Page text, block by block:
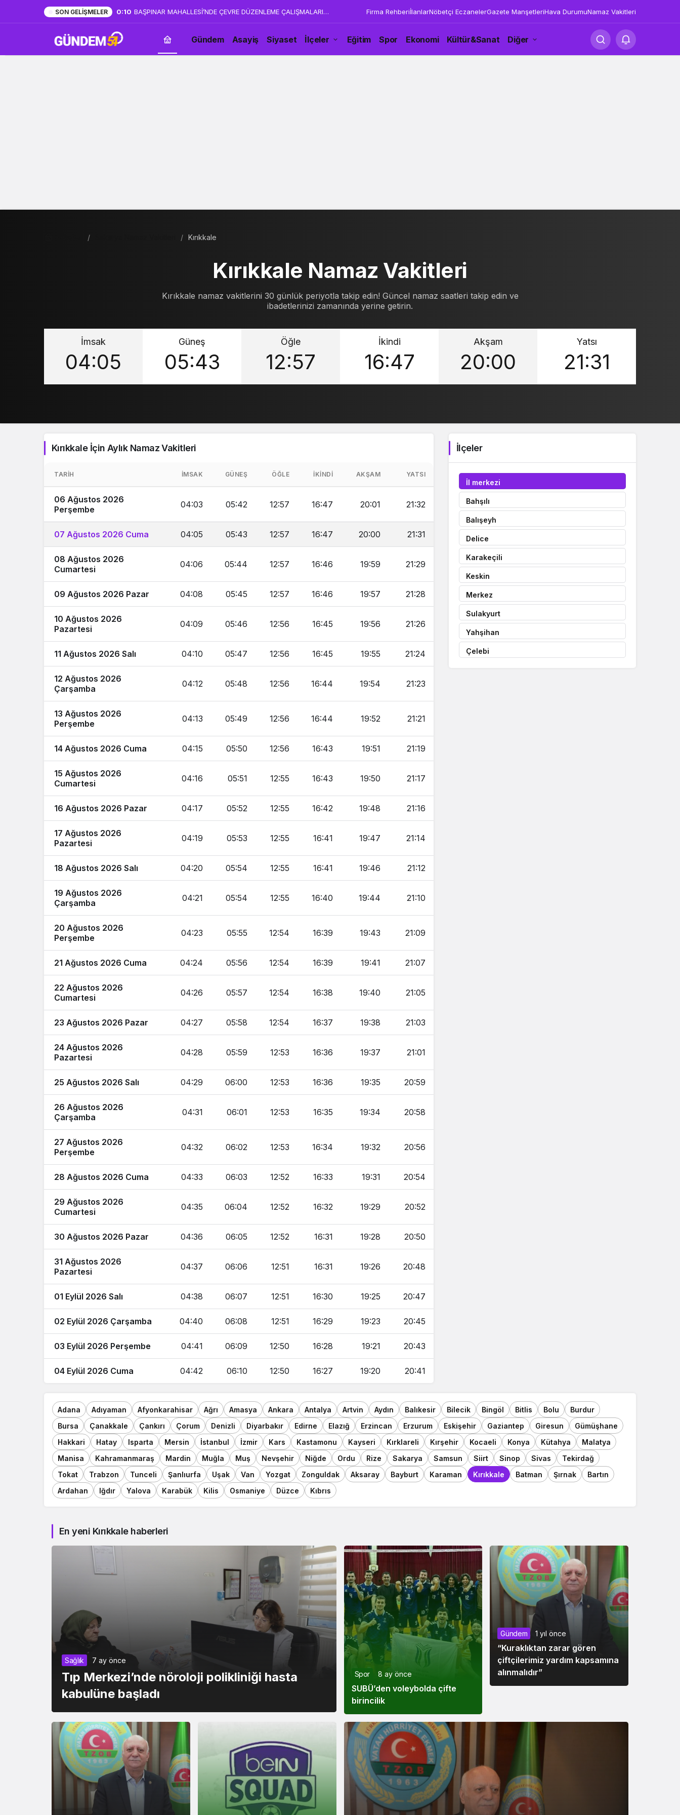
SON GELIŞMELER 0:08 “YANLIŞ BİR İŞ YAPILIYOR BİZ DE BU YANLIŞ İŞ KARŞISINDA TÜRK Firma RehberiİlanlarNöbetçi EczanelerGazete ManşetleriHava DurumuNamaz Vakitleri
Gündem Asayiş Siyaset İlçeler Eğitim Spor Ekonomi Kültür&Sanat Diğer
Kırıkkale
Kırıkkale Namaz Vakitleri
Kırıkkale namaz vakitlerini 30 günlük periyotla takip edin! Güncel namaz saatleri takip edin ve
ibadetlerinizi zamanında yerine getirin.
İmsak
04:05
Güneş
05:43
Öğle
12:57
İkindi
16:47
Akşam
20:00
Yatsı
21:31
Kırıkkale İçin Aylık Namaz Vakitleri
TARIH İMSAK GÜNEŞ ÖĞLE İKINDI AKŞAM YATSI
06 Ağustos 2026
Perşembe
04:03 05:42 12:57 16:47 20:01 21:32
07 Ağustos 2026 Cuma 04:05 05:43 12:57 16:47 20:00 21:31
08 Ağustos 2026
Cumartesi
04:06 05:44 12:57 16:46 19:59 21:29
09 Ağustos 2026 Pazar 04:08 05:45 12:57 16:46 19:57 21:28
10 Ağustos 2026
Pazartesi
04:09 05:46 12:56 16:45 19:56 21:26
11 Ağustos 2026 Salı 04:10 05:47 12:56 16:45 19:55 21:24
12 Ağustos 2026
Çarşamba
04:12 05:48 12:56 16:44 19:54 21:23
13 Ağustos 2026
Perşembe
04:13 05:49 12:56 16:44 19:52 21:21
14 Ağustos 2026 Cuma 04:15 05:50 12:56 16:43 19:51 21:19
15 Ağustos 2026
Cumartesi
04:16 05:51 12:55 16:43 19:50 21:17
16 Ağustos 2026 Pazar 04:17 05:52 12:55 16:42 19:48 21:16
17 Ağustos 2026
Pazartesi
04:19 05:53 12:55 16:41 19:47 21:14
18 Ağustos 2026 Salı 04:20 05:54 12:55 16:41 19:46 21:12
19 Ağustos 2026
Çarşamba
04:21 05:54 12:55 16:40 19:44 21:10
20 Ağustos 2026
Perşembe
04:23 05:55 12:54 16:39 19:43 21:09
21 Ağustos 2026 Cuma 04:24 05:56 12:54 16:39 19:41 21:07
22 Ağustos 2026
Cumartesi
04:26 05:57 12:54 16:38 19:40 21:05
23 Ağustos 2026 Pazar 04:27 05:58 12:54 16:37 19:38 21:03
24 Ağustos 2026
Pazartesi
04:28 05:59 12:53 16:36 19:37 21:01
25 Ağustos 2026 Salı 04:29 06:00 12:53 16:36 19:35 20:59
26 Ağustos 2026
Çarşamba
04:31 06:01 12:53 16:35 19:34 20:58
27 Ağustos 2026
Perşembe
04:32 06:02 12:53 16:34 19:32 20:56
28 Ağustos 2026 Cuma 04:33 06:03 12:52 16:33 19:31 20:54
29 Ağustos 2026
Cumartesi
04:35 06:04 12:52 16:32 19:29 20:52
30 Ağustos 2026 Pazar 04:36 06:05 12:52 16:31 19:28 20:50
31 Ağustos 2026
Pazartesi
04:37 06:06 12:51 16:31 19:26 20:48
01 Eylül 2026 Salı 04:38 06:07 12:51 16:30 19:25 20:47
02 Eylül 2026 Çarşamba 04:40 06:08 12:51 16:29 19:23 20:45
03 Eylül 2026 Perşembe 04:41 06:09 12:50 16:28 19:21 20:43
04 Eylül 2026 Cuma 04:42 06:10 12:50 16:27 19:20 20:41
İlçeler
İl merkezi
Bahşılı
Balışeyh
Delice
Karakeçili
Keskin
Merkez
Sulakyurt
Yahşihan
Çelebi
Adana Adıyaman Afyonkarahisar Ağrı Amasya Ankara Antalya Artvin Aydın Balıkesir Bilecik Bingöl Bitlis Bolu
Burdur
Bursa
Çanakkale Çankırı Çorum Denizli Diyarbakır Edirne Elazığ Erzincan Erzurum Eskişehir Gaziantep Giresun
Gümüşhane
Hakkari
Hatay Isparta Mersin İstanbul İzmir Kars Kastamonu Kayseri Kırklareli Kırşehir Kocaeli Konya Kütahya
Malatya
Manisa
Kahramanmaraş Mardin Muğla Muş Nevşehir Niğde Ordu Rize Sakarya Samsun Siirt Sinop Sivas
Tekirdağ
Tokat
Trabzon Tunceli Şanlıurfa Uşak Van Yozgat Zonguldak Aksaray Bayburt Karaman Kırıkkale Batman Şırnak
Bartın
Ardahan
Iğdır Yalova Karabük Kilis Osmaniye Düzce Kıbrıs
En yeni Kırıkkale haberleri
Sağlık 7 ay önce
Tıp Merkezi’nde nöroloji polikliniği hasta
kabulüne başladı
Spor 8 ay önce
SUBÜ’den voleybolda çifte
birincilik
Gündem 1 yıl önce
“Kuraklıktan zarar gören
çiftçilerimiz yardım kapsamına
alınmalıdır”